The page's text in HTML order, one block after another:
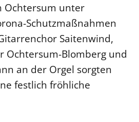
Ochtersum unter
Schutzmaßnahmen
Saitenwind,
Ochtersum-Blomberg und
an der Orgel sorgten
festlich fröhliche
Gewalt